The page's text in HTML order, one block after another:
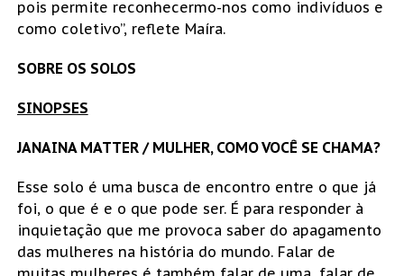
pois permite reconhecermo-nos como indivíduos e
como coletivo”, reflete Maíra.
SOBRE OS SOLOS
SINOPSES
JANAINA MATTER / MULHER, COMO VOCÊ SE CHAMA?
Esse solo é uma busca de encontro entre o que já
foi, o que é e o que pode ser. É para responder à
inquietação que me provoca saber do apagamento
das mulheres na história do mundo. Falar de